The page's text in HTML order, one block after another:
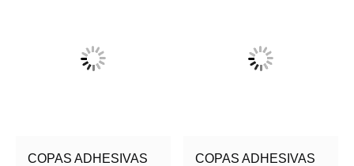
COPAS ADHESIVAS
COPAS ADHESIVAS